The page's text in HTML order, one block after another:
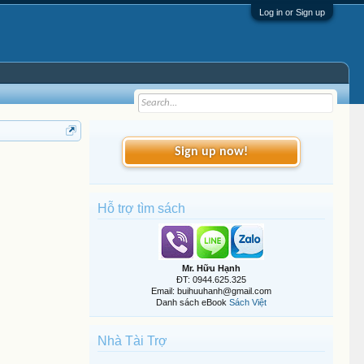
Log in or Sign up
Sign up now!
Hỗ trợ tìm sách
Mr. Hữu Hạnh
ĐT: 0944.625.325
Email: buihuuhanh@gmail.com
Danh sách eBook Sách Việt
Nhà Tài Trợ